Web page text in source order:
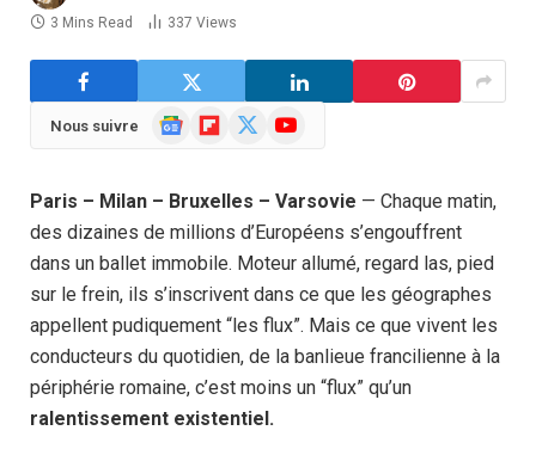
3 Mins Read
337 Views
Nous suivre
GoogleFlipboard YouTube
Paris – Milan – Bruxelles – Varsovie — Chaque matin,
des dizaines de millions d’Européens s’engouffrent
dans un ballet immobile. Moteur allumé, regard las, pied
sur le frein, ils s’inscrivent dans ce que les géographes
appellent pudiquement “les flux”. Mais ce que vivent les
conducteurs du quotidien, de la banlieue francilienne à la
périphérie romaine, c’est moins un “flux” qu’un
ralentissement existentiel.